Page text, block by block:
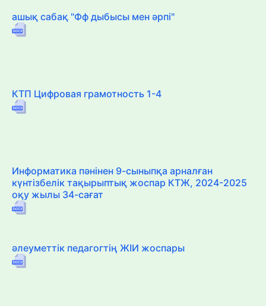
ашық сабақ "Фф дыбысы мен әрпі"
КТП Цифровая грамотность 1-4
Информатика пәнінен 9-сыныпқа арналған
күнтізбелік тақырыптық жоспар КТЖ, 2024-2025
оқу жылы 34-сағат
әлеуметтік педагогтің ЖІИ жоспары